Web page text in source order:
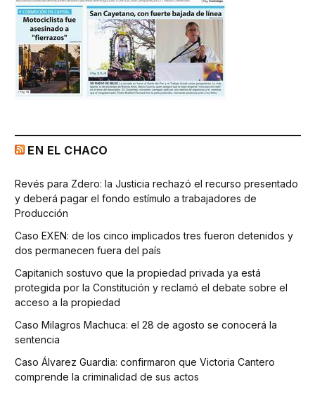
EN EL CHACO
Revés para Zdero: la Justicia rechazó el recurso presentado
y deberá pagar el fondo estímulo a trabajadores de
Producción
Caso EXEN: de los cinco implicados tres fueron detenidos y
dos permanecen fuera del país
Capitanich sostuvo que la propiedad privada ya está
protegida por la Constitución y reclamó el debate sobre el
acceso a la propiedad
Caso Milagros Machuca: el 28 de agosto se conocerá la
sentencia
Caso Álvarez Guardia: confirmaron que Victoria Cantero
comprende la criminalidad de sus actos